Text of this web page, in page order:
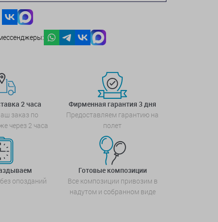
2 часа
заказ по
через 2 часа
Фирменная гарантия 3 дня
Предоставляем гарантию на
полет
опозданий
Готовые композиции
Все композиции привозим в
надутом и собранном виде